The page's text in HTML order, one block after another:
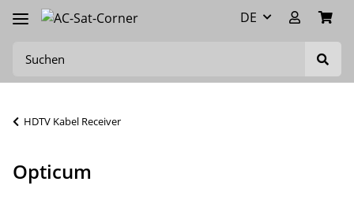
DE
HDTV Kabel Receiver
Opticum